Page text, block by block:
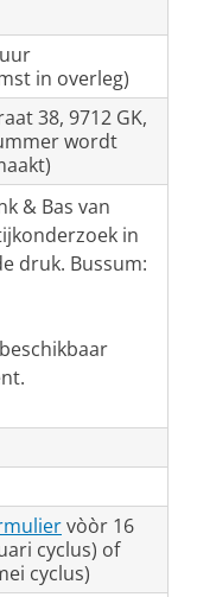
in overleg)
38, 9712 GK,
wordt
& Bas van
in
druk. Bussum:
vòòr 16
cyclus) of
cyclus)